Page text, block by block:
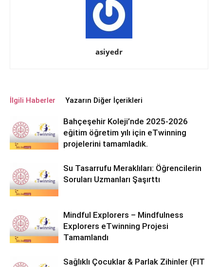
asiyedr
İlgili Haberler Yazarın Diğer İçerikleri
Bahçeşehir Koleji’nde 2025-2026
eğitim öğretim yılı için eTwinning
projelerini tamamladık.
Su Tasarrufu Meraklıları: Öğrencilerin
Soruları Uzmanları Şaşırttı
Mindful Explorers – Mindfulness
Explorers eTwinning Projesi
Tamamlandı
Sağlıklı Çocuklar & Parlak Zihinler (FIT